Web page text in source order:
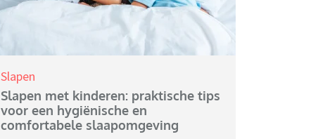
Slapen
Slapen met kinderen: praktische tips
voor een hygiënische en
comfortabele slaapomgeving